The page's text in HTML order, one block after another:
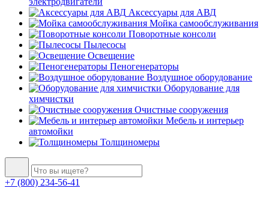
Аксессуары для АВД
Мойка самообслуживания
Поворотные консоли
Пылесосы
Освещение
Пеногенераторы
Воздушное оборудование
Оборудование для
химчистки
Очистные сооружения
Мебель и интерьер
автомойки
Толщиномеры
+7 (800) 234-56-41